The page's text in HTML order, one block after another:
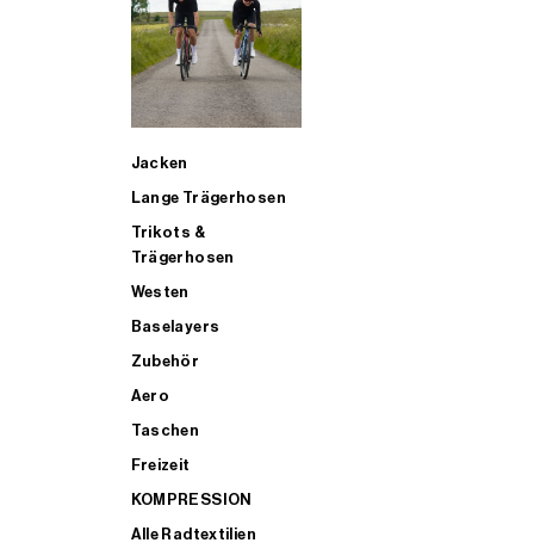
Jacken
Lange Trägerhosen
Trikots &
Trägerhosen
Westen
Baselayers
Zubehör
Aero
Taschen
Freizeit
KOMPRESSION
Alle Radtextilien
ALLE TRIATHLONARTIKEL FÜR MÄNNER KAUFEN